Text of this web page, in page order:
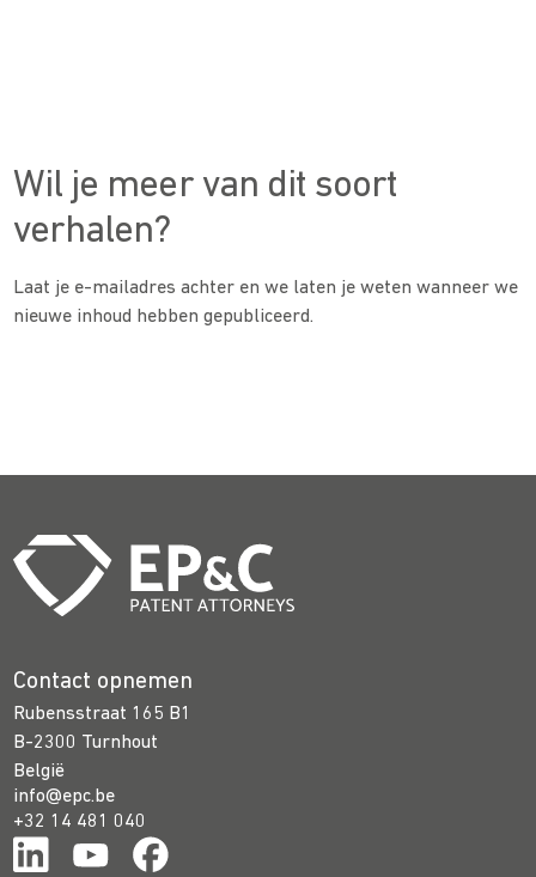
Wil je meer van dit soort
verhalen?
Laat je e-mailadres achter en we laten je weten wanneer we
nieuwe inhoud hebben gepubliceerd.
Contact opnemen
Rubensstraat 165 B1
B-2300 Turnhout
België
info@epc.be
+32 14 481 040